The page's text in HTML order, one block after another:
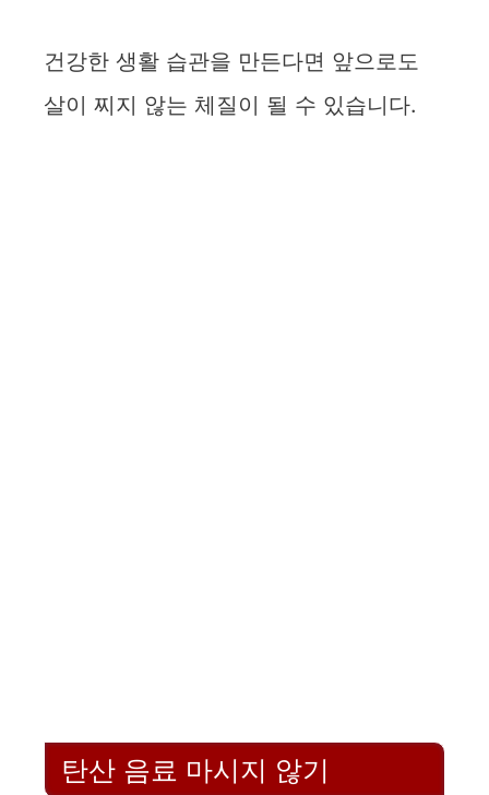
건강한 생활 습관을 만든다면 앞으로도
살이 찌지 않는 체질이 될 수 있습니다.
탄산 음료 마시지 않기